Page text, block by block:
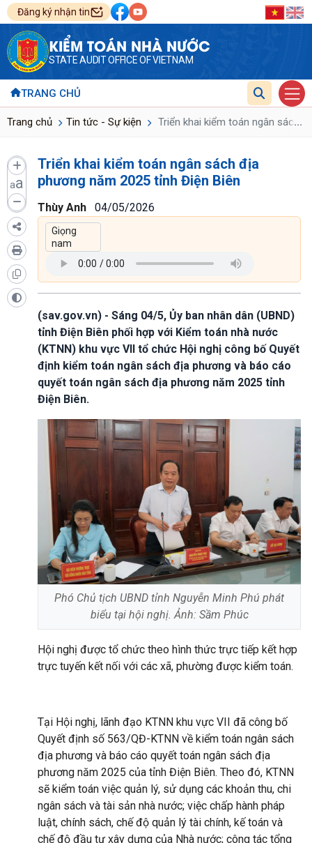
Đăng ký nhận tin
KIỂM TOÁN NHÀ NƯỚC
STATE AUDIT OFFICE OF VIETNAM
TRANG CHỦ
Trang chủ Tin tức - Sự kiện Triển khai kiểm toán ngân sách
...
aa
Triển khai kiểm toán ngân sách địa
phương năm 2025 tỉnh Điện Biên
Thùy Anh 04/05/2026
(sav.gov.vn) - Sáng 04/5, Ủy ban nhân dân (UBND)
tỉnh Điện Biên phối hợp với Kiểm toán nhà nước
(KTNN) khu vực VII tổ chức Hội nghị công bố Quyết
định kiểm toán ngân sách địa phương và báo cáo
quyết toán ngân sách địa phương năm 2025 tỉnh
Điện Biên.
Phó Chủ tịch UBND tỉnh Nguyễn Minh Phú phát
biểu tại hội nghị. Ảnh: Sầm Phúc
Hội nghị được tổ chức theo hình thức trực tiếp kết hợp
trực tuyến kết nối với các xã, phường được kiểm toán.
Tại Hội nghị, lãnh đạo KTNN khu vực VII đã công bố
Quyết định số 563/QĐ-KTNN về kiểm toán ngân sách
địa phương và báo cáo quyết toán ngân sách địa
phương năm 2025 của tỉnh Điện Biên. Theo đó, KTNN
sẽ kiểm toán việc quản lý, sử dụng các khoản thu, chi
ngân sách và tài sản nhà nước; việc chấp hành pháp
luật, chính sách, chế độ quản lý tài chính, kế toán và
chế độ đầu tư xây dựng của Nhà nước; công tác tổng